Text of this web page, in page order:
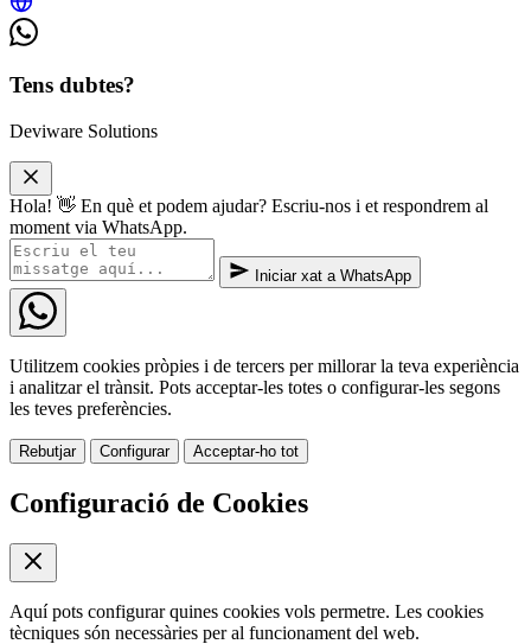
Tens dubtes?
Deviware Solutions
Hola! 👋 En què et podem ajudar? Escriu-nos i et respondrem al
moment via WhatsApp.
Iniciar xat a WhatsApp
Utilitzem cookies pròpies i de tercers per millorar la teva experiència
i analitzar el trànsit. Pots acceptar-les totes o configurar-les segons
les teves preferències.
Rebutjar Configurar Acceptar-ho tot
Configuració de Cookies
Aquí pots configurar quines cookies vols permetre. Les cookies
tècniques són necessàries per al funcionament del web.